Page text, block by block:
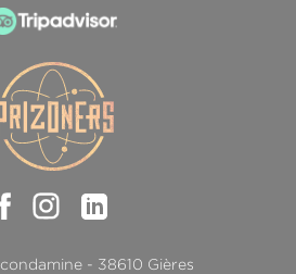
- 38610 Gières